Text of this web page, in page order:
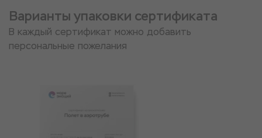
Варианты упаковки сертификата
В каждый сертификат можно добавить
персональные пожелания